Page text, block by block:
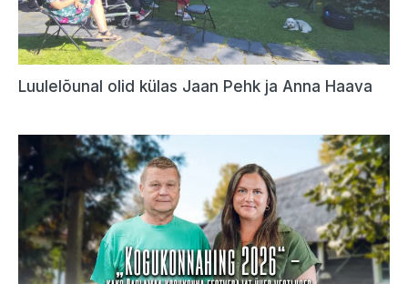
Luulelõunal olid külas Jaan Pehk ja Anna Haava